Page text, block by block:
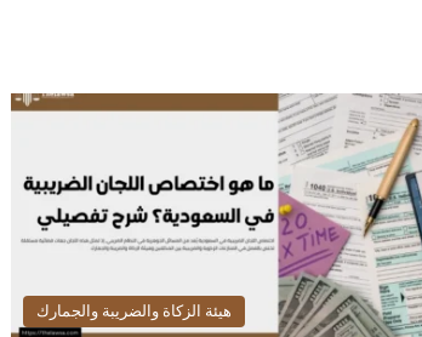
هيئة الزكاة والضريبة والجمارك